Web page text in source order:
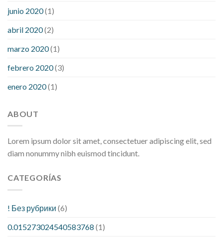
junio 2020(1)
abril 2020(2)
marzo 2020(1)
febrero 2020(3)
enero 2020(1)
ABOUT
Lorem ipsum dolor sit amet, consectetuer adipiscing elit, sed
diam nonummy nibh euismod tincidunt.
CATEGORÍAS
! Без рубрики (6)
0.015273024540583768 (1)